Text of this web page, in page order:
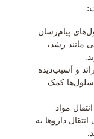
پیام‌رسان
مانند رشد،
و آسیب‌دیده
سلول‌ها کمک
مواد
داروها به